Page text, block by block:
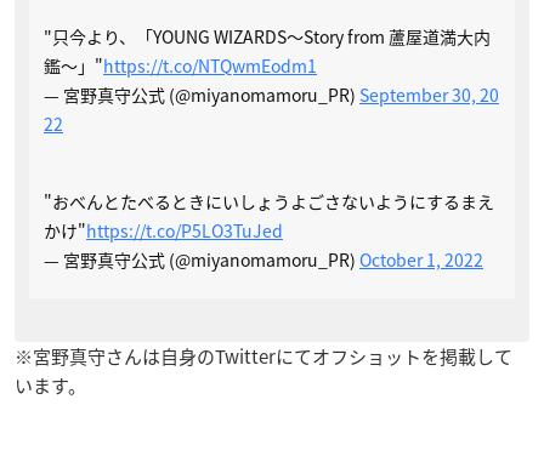
"只今より、「YOUNG WIZARDS〜Story from 蘆屋道満大内
鑑〜」"https://t.co/NTQwmEodm1
— 宮野真守公式 (@miyanomamoru_PR) September 30, 20
22
"おべんとたべるときにいしょうよごさないようにするまえ
かけ"https://t.co/P5LO3TuJed
— 宮野真守公式 (@miyanomamoru_PR) October 1, 2022
※宮野真守さんは自身のTwitterにてオフショットを掲載して
います。